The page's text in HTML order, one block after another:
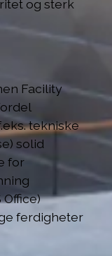
og sterk
Facility
tekniske
solid
for
ferdigheter